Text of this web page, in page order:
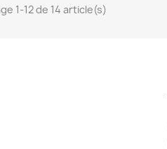
1-12 de 14 article(s)